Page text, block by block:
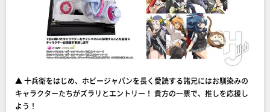
▲ 十兵衛をはじめ、ホビージャパンを長く愛読する諸兄にはお馴染みの
キャラクターたちがズラリとエントリー！ 貴方の一票で、推しを応援し
よう！